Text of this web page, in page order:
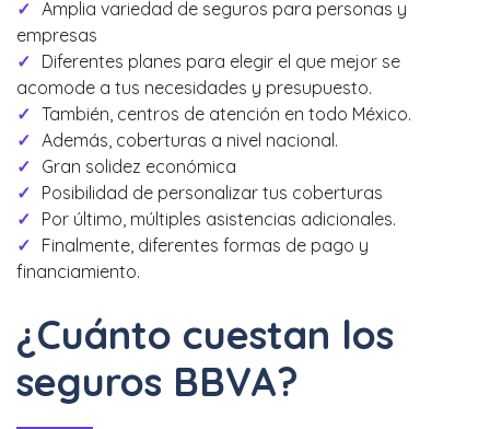
Amplia variedad de seguros para personas y
empresas
Diferentes planes para elegir el que mejor se
acomode a tus necesidades y presupuesto.
También, centros de atención en todo México.
Además, coberturas a nivel nacional.
Gran solidez económica
Posibilidad de personalizar tus coberturas
Por último, múltiples asistencias adicionales.
Finalmente, diferentes formas de pago y
financiamiento.
¿Cuánto cuestan los
seguros BBVA?